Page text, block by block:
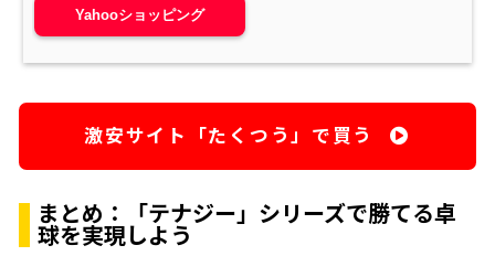
Yahooショッピング
激安サイト「たくつう」で買う
まとめ：「テナジー」シリーズで勝てる卓
球を実現しよう